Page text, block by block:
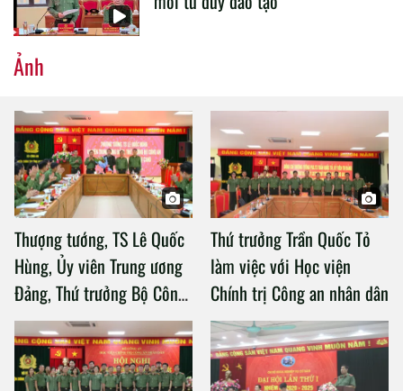
Ảnh
Thượng tướng, TS Lê Quốc
Hùng, Ủy viên Trung ương
Đảng, Thứ trưởng Bộ Công
an làm việc với Học viện
Chính trị Công an nhân dân
Thứ trưởng Trần Quốc Tỏ
làm việc với Học viện
Chính trị Công an nhân dân